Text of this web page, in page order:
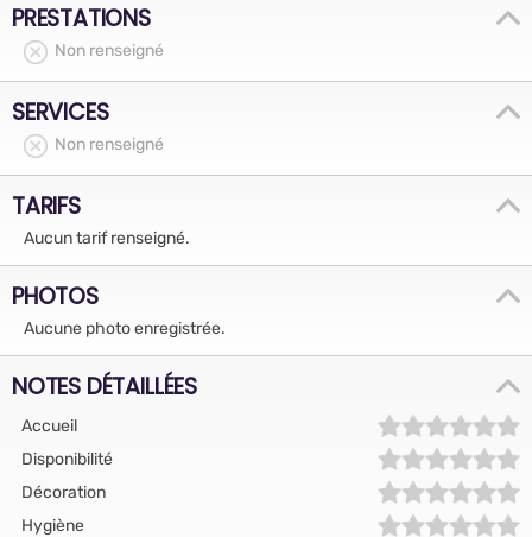
PRESTATIONS
Non renseigné
SERVICES
Non renseigné
TARIFS
Aucun tarif renseigné.
PHOTOS
Aucune photo enregistrée.
NOTES DÉTAILLÉES
Accueil
Disponibilité
Décoration
Hygiène